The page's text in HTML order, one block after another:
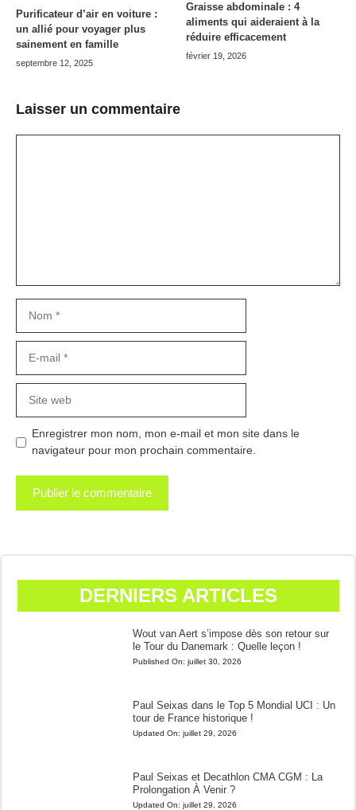
Purificateur d’air en voiture :
un allié pour voyager plus
sainement en famille
septembre 12, 2025
Graisse abdominale : 4
aliments qui aideraient à la
réduire efficacement
février 19, 2026
Laisser un commentaire
mail
web
Enregistrer mon nom, mon e-mail et mon site dans le
navigateur pour mon prochain commentaire.
DERNIERS ARTICLES
Wout van Aert s’impose dès son retour sur
le Tour du Danemark : Quelle leçon !
Published On: juillet 30, 2026
Paul Seixas dans le Top 5 Mondial UCI : Un
tour de France historique !
Updated On: juillet 29, 2026
Paul Seixas et Decathlon CMA CGM : La
Prolongation À Venir ?
Updated On: juillet 29, 2026